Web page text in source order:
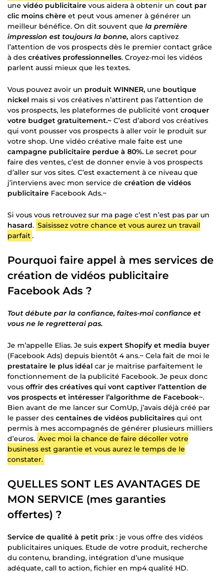
une vidéo publicitaire vous aidera à obtenir un cout par
clic moins chère et peut vous amener à générer un
meilleur bénéfice. On dit souvent que la première
impression est toujours la bonne, alors captivez
l’attention de vos prospects dès le premier contact grâce
à des créatives professionnelles. Croyez-moi les vidéos
parlent aussi mieux que les textes.
Vous pouvez avoir un produit WINNER, une boutique
nickel mais si vos créatives n’attirent pas l’attention de
vos prospects, les plateformes de publicité vont croquer
votre budget gratuitement.~ C’est d’abord vos créatives
qui vont pousser vos prospects à aller voir le produit sur
votre shop. Une vidéo créative male faite est une
campagne publicitaire perdue à 80%. Le secret pour
faire des ventes, c’est de donner envie à vos prospects
d’aller sur vos sites. C’est exactement à ce niveau que
j’interviens avec mon service de création de vidéos
publicitaire Facebook Ads.~
Si vous vous retrouvez sur ma page c’est n’est pas par un
hasard. Saisissez votre chance et vous aurez un travail
parfait.
Pourquoi faire appel à mes services de
création de vidéos publicitaire
Facebook Ads ?
Tout débute par la confiance, faites-moi confiance et
vous ne le regretterai pas.
Je m’appelle Elias. Je suis expert Shopify et media buyer
(Facebook Ads) depuis bientôt 4 ans.~ Cela fait de moi le
prestataire le plus idéal car je maitrise parfaitement le
fonctionnement de la publicité Facebook. Je peux donc
vous offrir des créatives qui vont captiver l’attention de
vos prospects et intéresser l’algorithme de Facebook~.
Bien avant de me lancer sur ComUp, j’avais déjà créé par
le passer des centaines de vidéos publicitaires qui ont
permis à mes accompagnés de générer plusieurs milliers
d’euros. Avec moi la chance de faire décoller votre
business est garantie et vous aurez le temps de le
constater.
QUELLES SONT LES AVANTAGES DE
MON SERVICE (mes garanties
offertes) ?
Service de qualité à petit prix : je vous offre des vidéos
publicitaires uniques. Etude de votre produit, recherche
du contenu, branding, intégration d’une musique
adéquate, call to action, fichier en mp4 qualité HD.